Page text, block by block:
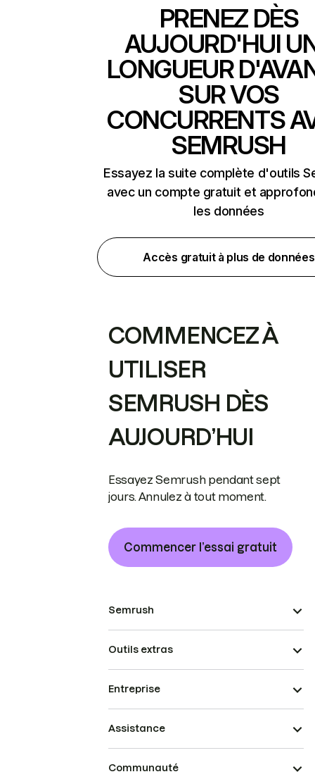
PRENEZ DÈS
AUJOURD'HUI
LONGUEUR
SUR VOS
CONCURRENTS
SEMRUSH
Essayez la suite complète d'outils
avec un compte gratuit et
les données
Accès gratuit à plus de données
COMMENCEZ À
UTILISER
SEMRUSH DÈS
AUJOURD’HUI
Essayez Semrush pendant sept
jours. Annulez à tout moment.
Commencer l’essai gratuit
Semrush
Outils extras
Entreprise
Assistance
Communauté